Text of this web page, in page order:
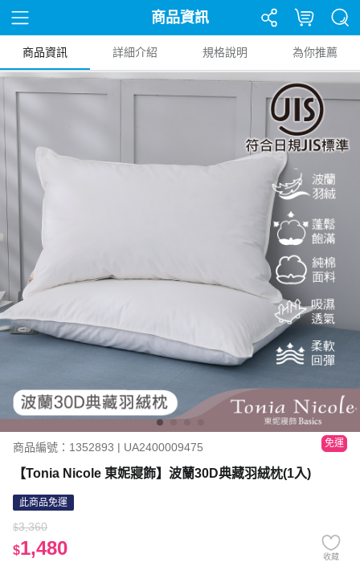
商品資訊
商品資訊 詳細介紹 規格說明 為你推薦
商品編號：1352893 | UA2400009475 免運
【Tonia Nicole 東妮寢飾】波蘭30D典藏羽絨枕(1入)
此商品免運
$3,360
$1,480 收藏